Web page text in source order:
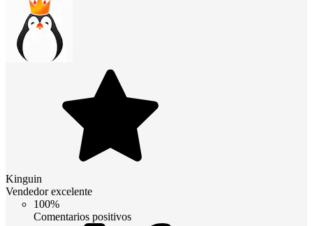
Kinguin
Vendedor excelente
100%
Comentarios positivos